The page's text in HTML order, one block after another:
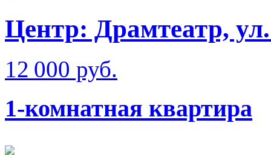
Центр: Драмтеатр,
12 000 руб.
1-комнатная квартира